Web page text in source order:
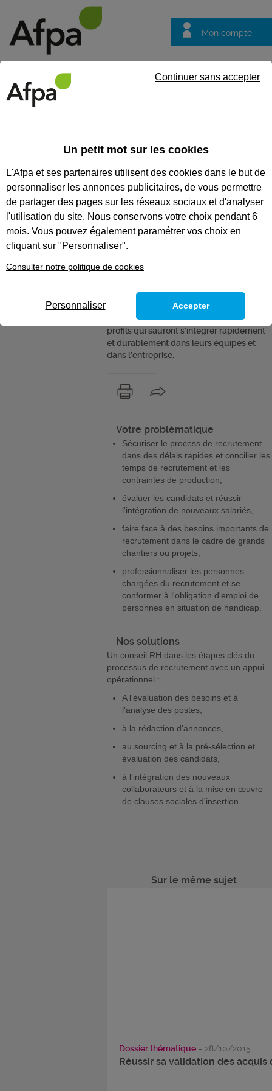
Mon compte
questions
Accompagner les mutations de
votre entreprise
Recruter, intégrer et
fidéliser vos
collaborateurs
est une étape clé du développement de
consiste à trouver les bons candidats,
c’est-à-dire non seulement trouver des
compétences techniques, mais aussi des
profils qui sauront s’intégrer rapidement
et durablement dans leurs équipes et
dans l’entreprise.
Votre problématique
Sécuriser le process de recrutement
dans des délais rapides et concilier les
temps de recrutement et les
contraintes de production,
évaluer les candidats et réussir
l'intégration de nouveaux salariés,
faire face à des besoins importants de
recrutement dans le cadre de grands
chantiers ou projets,
professionnaliser les personnes
chargées du recrutement et se
conformer à l'obligation d'emploi de
personnes en situation de handicap.
Nos solutions
Un conseil RH dans les étapes clés du
processus de recrutement avec un appui
opérationnel :
A l'évaluation des besoins et à
l'analyse des postes,
à la rédaction d'annonces,
au sourcing et à la pré-sélection et
évaluation des candidats,
à l'intégration des nouveaux
collaborateurs et à la mise en œuvre
de clauses sociales d'insertion.
Sur le même sujet
Dossier thématique - 28/10/2015
Réussir sa validation des acquis
Un petit mot sur les cookies
L'Afpa et ses partenaires utilisent des cookies dans le but de
personnaliser les annonces publicitaires, de vous permettre
de partager des pages sur les réseaux sociaux et d'analyser
l'utilisation du site. Nous conservons votre choix pendant 6
mois. Vous pouvez également paramétrer vos choix en
cliquant sur "Personnaliser".
Consulter notre politique de cookies
Continuer sans accepter
Personnaliser Accepter